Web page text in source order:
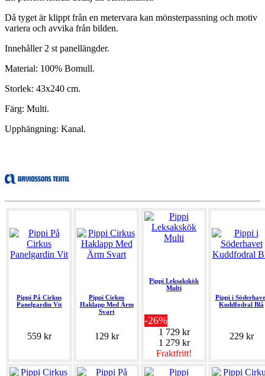
Då tyget är klippt från en metervara kan mönsterpassning och motiv
variera och avvika från bilden.
Innehåller 2 st panellängder.
Material: 100% Bomull.
Storlek: 43x240 cm.
Färg: Multi.
Upphängning: Kanal.
Pippi På Cirkus
Panelgardin Vit
559 kr
Pippi Cirkus
Haklapp Med Ärm
Svart
129 kr
Pippi Leksakskök
Multi
-26%
1 729 kr
1 279 kr
Fraktfritt!
Pippi i
Kuddfodral Blå
229 kr